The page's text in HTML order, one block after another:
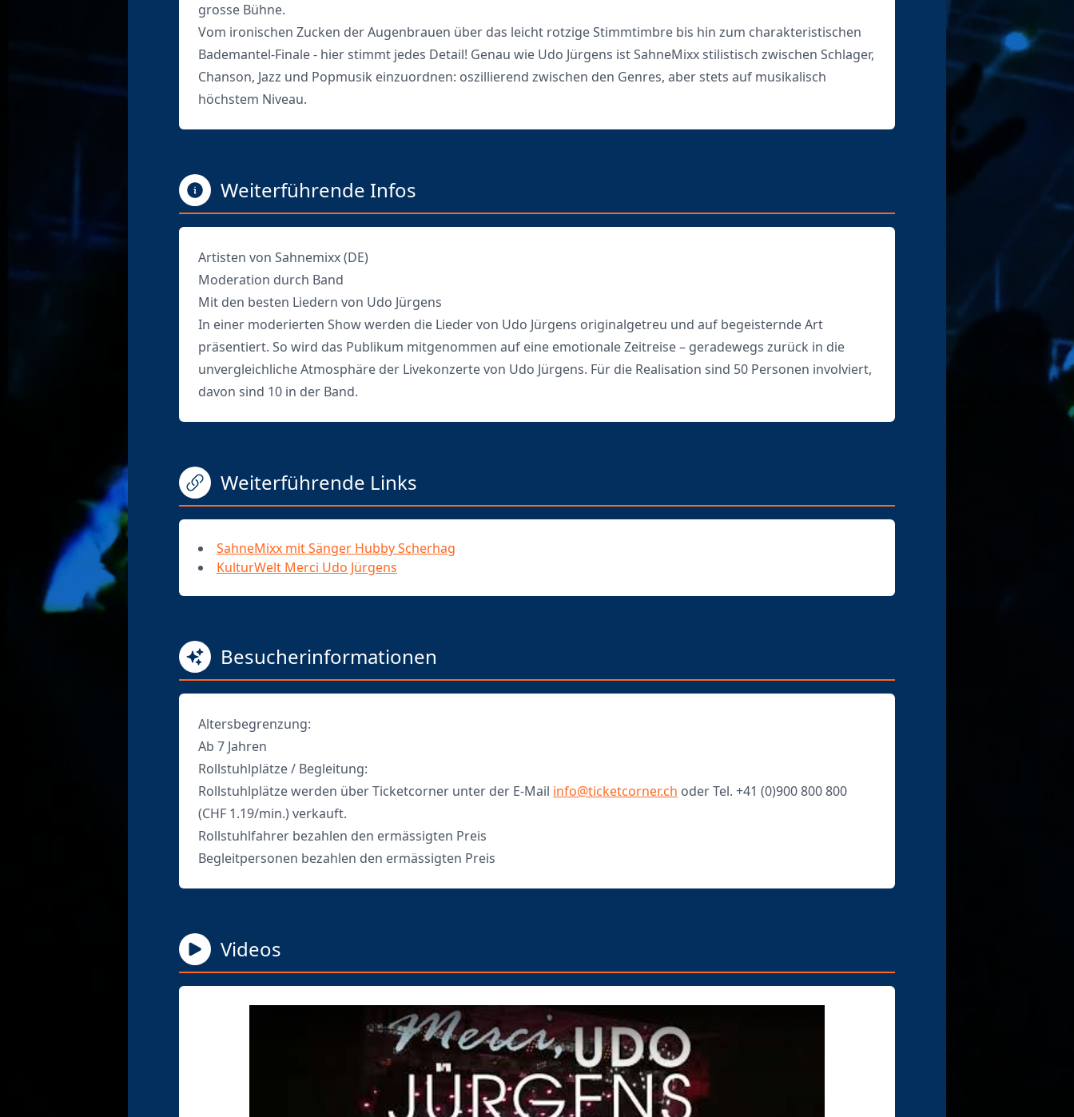
grosse Bühne.
Vom ironischen Zucken der Augenbrauen über das leicht rotzige Stimmtimbre bis hin zum charakteristischen
Bademantel-Finale - hier stimmt jedes Detail! Genau wie Udo Jürgens ist SahneMixx stilistisch zwischen Schlager,
Chanson, Jazz und Popmusik einzuordnen: oszillierend zwischen den Genres, aber stets auf musikalisch
höchstem Niveau.
Weiterführende Infos
Artisten von Sahnemixx (DE)
Moderation durch Band
Mit den besten Liedern von Udo Jürgens
In einer moderierten Show werden die Lieder von Udo Jürgens originalgetreu und auf begeisternde Art
präsentiert. So wird das Publikum mitgenommen auf eine emotionale Zeitreise – geradewegs zurück in die
unvergleichliche Atmosphäre der Livekonzerte von Udo Jürgens. Für die Realisation sind 50 Personen involviert,
davon sind 10 in der Band.
Weiterführende Links
SahneMixx mit Sänger Hubby Scherhag
KulturWelt Merci Udo Jürgens
Besucherinformationen
Altersbegrenzung:
Ab 7 Jahren
Rollstuhlplätze / Begleitung:
Rollstuhlplätze werden über Ticketcorner unter der E-Mail info@ticketcorner.ch oder Tel. +41 (0)900 800 800
(CHF 1.19/min.) verkauft.
Rollstuhlfahrer bezahlen den ermässigten Preis
Begleitpersonen bezahlen den ermässigten Preis
Videos